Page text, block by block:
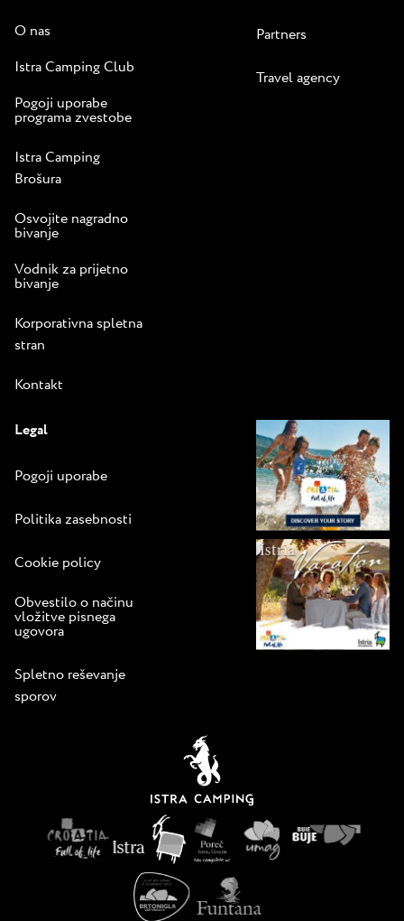
O nas
Istra Camping Club
Pogoji uporabe
programa zvestobe
Istra Camping
Brošura
Osvojite nagradno
bivanje
Vodnik za prijetno
bivanje
Korporativna spletna
stran
Kontakt
Partners
Travel agency
Legal
Pogoji uporabe
Politika zasebnosti
Cookie policy
Obvestilo o načinu
vložitve pisnega
ugovora
Spletno reševanje
sporov